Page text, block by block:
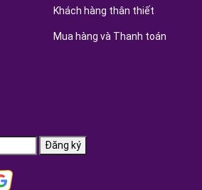
Khách hàng thân thiết
Mua hàng và Thanh toán
Đăng ký